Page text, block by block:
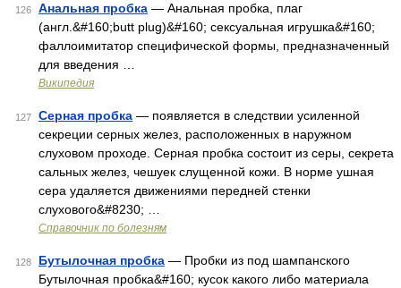
126 Анальная пробка — Анальная пробка, плаг
(англ.&#160;butt plug)&#160; сексуальная игрушка&#160;
фаллоимитатор специфической формы, предназначенный
для введения …
Википедия
127 Серная пробка — появляется в следствии усиленной
секреции серных желез, расположенных в наружном
слуховом проходе. Серная пробка состоит из серы, секрета
сальных желез, чешуек слущенной кожи. В норме ушная
сера удаляется движениями передней стенки
слухового&#8230; …
Справочник по болезням
128 Бутылочная пробка — Пробки из под шампанского
Бутылочная пробка&#160; кусок какого либо материала